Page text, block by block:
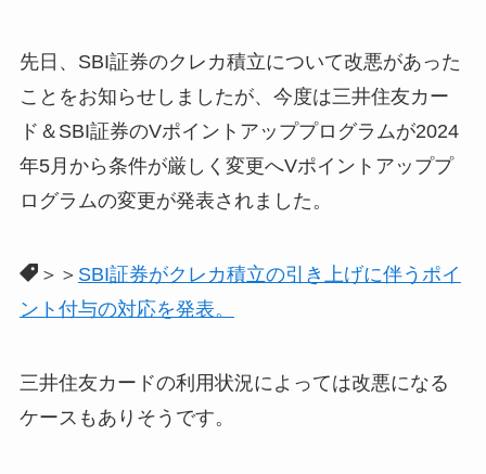
先日、SBI証券のクレカ積立について改悪があった
ことをお知らせしましたが、今度は三井住友カー
ド＆SBI証券のVポイントアッププログラムが2024
年5月から条件が厳しく変更へVポイントアッププ
ログラムの変更が発表されました。
＞＞ SBI証券がクレカ積立の引き上げに伴うポイ
ント付与の対応を発表。
三井住友カードの利用状況によっては改悪になる
ケースもありそうです。